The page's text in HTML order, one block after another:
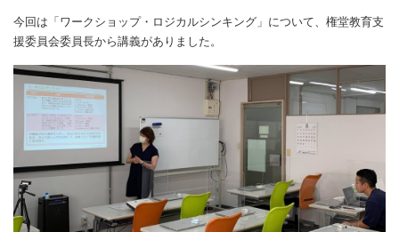
​今回は「 ワークショップ・ロジカルシンキング 」について、権堂教育支
援委員会委員長から講義がありました。